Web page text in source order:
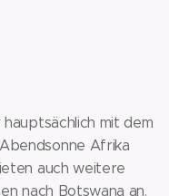
mit dem
Afrika
auch weitere
nach Botswana an.